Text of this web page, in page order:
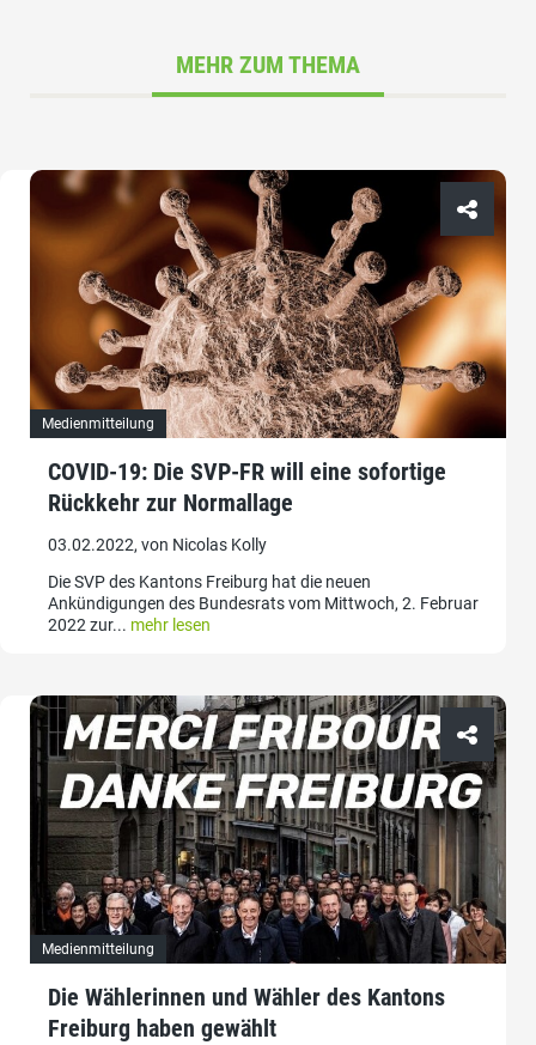
MEHR ZUM THEMA
Medienmitteilung
COVID-19: Die SVP-FR will eine sofortige
Rückkehr zur Normallage
03.02.2022, von Nicolas Kolly
Die SVP des Kantons Freiburg hat die neuen
Ankündigungen des Bundesrats vom Mittwoch, 2. Februar
2022 zur... mehr lesen
Medienmitteilung
Die Wählerinnen und Wähler des Kantons
Freiburg haben gewählt